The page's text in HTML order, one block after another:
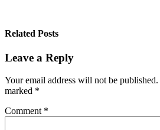
Related Posts
Leave a Reply
Your email address will not be published.
marked *
Comment *